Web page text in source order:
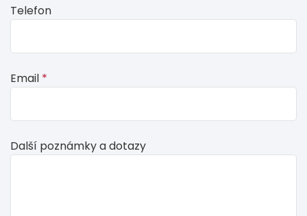
Telefon
Email *
Další poznámky a dotazy